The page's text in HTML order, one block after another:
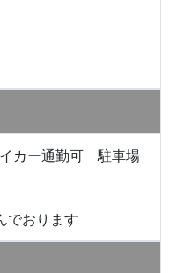
カー通勤可 駐車場
でおります